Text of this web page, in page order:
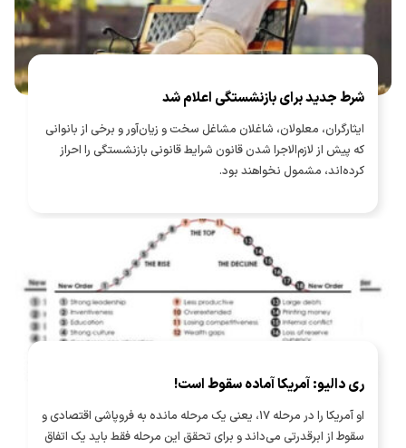
شرط جدید برای بازنشستگی اعلام شد
ایثارگران، معلولان، شاغلان مشاغل سخت و زیان‌آور و برخی از بانوانی
که پیش از لازم‌الاجرا شدن قانون شرایط قانونی بازنشستگی را احراز
کرده‌اند، مشمول نخواهند بود.
ری دالیو: آمریکا آماده سقوط است!
او آمریکا را در مرحله ۱۷، یعنی یک مرحله مانده به فروپاشی اقتصادی و
سقوط از ابرقدرتی می‌داند و برای تحقق این مرحله فقط باید یک اتفاق